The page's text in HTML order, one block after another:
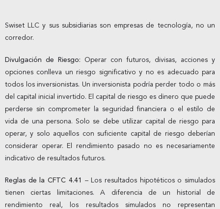
Swiset LLC y sus subsidiarias son empresas de tecnología, no un
corredor.
Divulgación de Riesgo: Operar con futuros, divisas, acciones y
opciones conlleva un riesgo significativo y no es adecuado para
todos los inversionistas. Un inversionista podría perder todo o más
del capital inicial invertido. El capital de riesgo es dinero que puede
perderse sin comprometer la seguridad financiera o el estilo de
vida de una persona. Solo se debe utilizar capital de riesgo para
operar, y solo aquellos con suficiente capital de riesgo deberían
considerar operar. El rendimiento pasado no es necesariamente
indicativo de resultados futuros.
Reglas de la CFTC 4.41
– Los resultados hipotéticos o simulados
tienen ciertas limitaciones. A diferencia de un historial de
rendimiento real, los resultados simulados no representan